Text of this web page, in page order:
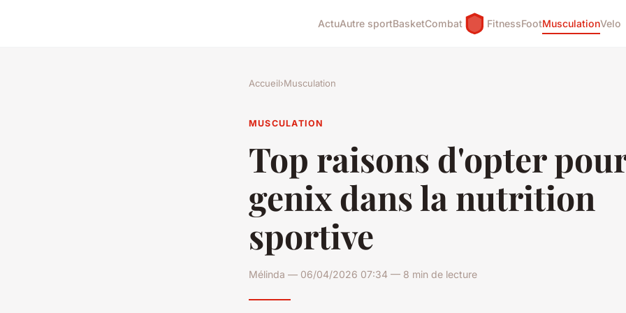
ActuAutre sportBasketCombat FitnessFootMusculationVelo
Accueil›Musculation
MUSCULATION
Top raisons d'opter
genix dans la nutrition
sportive
Mélinda — 06/04/2026 07:34 — 8 min de lecture